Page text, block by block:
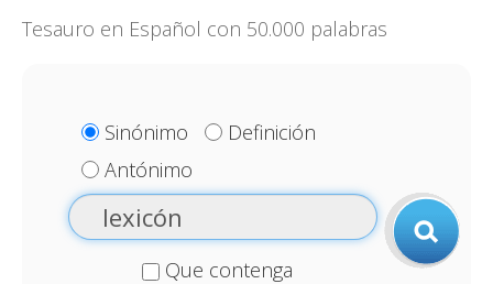
Tesauro en Español con 50.000 palabras
Sinónimo
Definición
Antónimo
Que contenga